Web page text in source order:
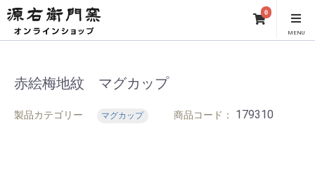
0
MENU
赤絵梅地紋 マグカップ
製品カテゴリー マグカップ 商品コード： 179310